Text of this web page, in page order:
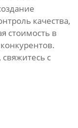
качества,
стоимость в
с